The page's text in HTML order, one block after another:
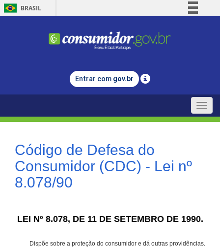
BRASIL
Comunica BR
Legislação
Entrar com gov.br
Toggle
Código de Defesa do
Consumidor (CDC) - Lei nº
8.078/90
LEI Nº 8.078, DE 11 DE SETEMBRO DE 1990.
Dispõe sobre a proteção do consumidor e dá outras providências.